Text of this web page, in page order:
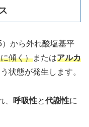
から外れ酸塩基平
傾く）またはアルカ
状態が発生します。
呼吸性と代謝性に